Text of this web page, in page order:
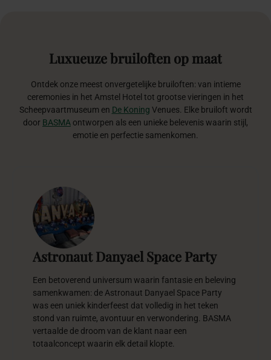
Luxueuzebruiloften op maat
Ontdek onze meest onvergetelijke bruiloften: van intieme
ceremonies in het Amstel Hotel tot grootse vieringen in het
Scheepvaartmuseum en De Koning Venues. Elke bruiloft wordt
door BASMA ontworpen als een unieke belevenis waarin stijl,
emotie en perfectie samenkomen.
Astronaut Danyael Space Party
Een betoverend universum waarin fantasie en beleving
samenkwamen: de Astronaut Danyael Space Party
was een uniek kinderfeest dat volledig in het teken
stond van ruimte, avontuur en verwondering. BASMA
vertaalde de droom van de klant naar een
totaalconcept waarin elk detail klopte.